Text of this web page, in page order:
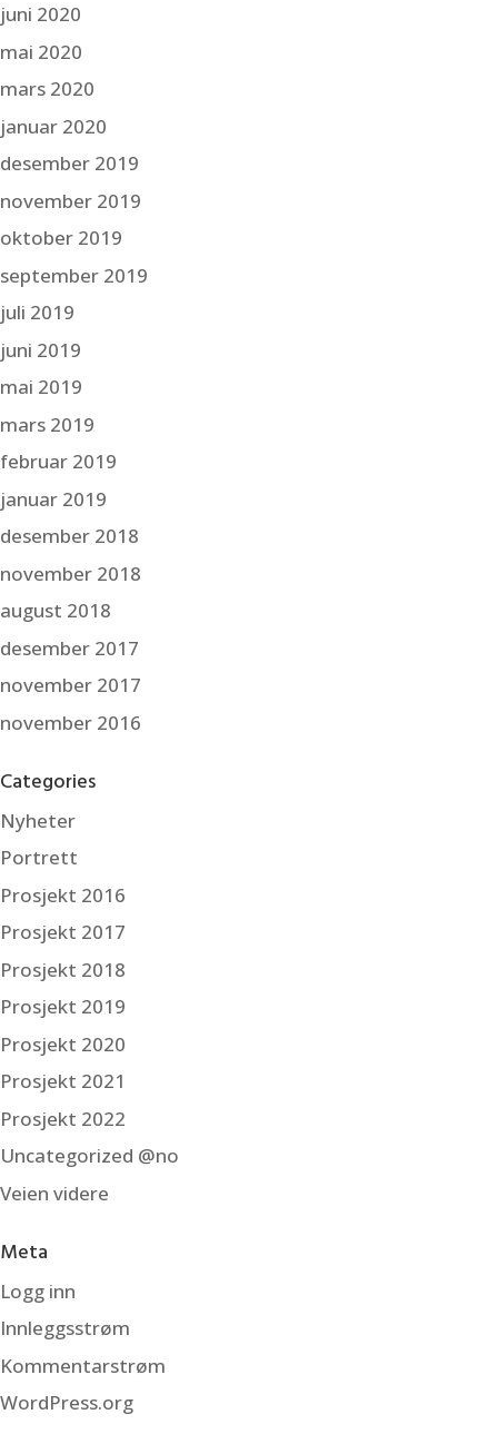
juni 2020
mai 2020
mars 2020
januar 2020
desember 2019
november 2019
oktober 2019
september 2019
juli 2019
juni 2019
mai 2019
mars 2019
februar 2019
januar 2019
desember 2018
november 2018
august 2018
desember 2017
november 2017
november 2016
Categories
Nyheter
Portrett
Prosjekt 2016
Prosjekt 2017
Prosjekt 2018
Prosjekt 2019
Prosjekt 2020
Prosjekt 2021
Prosjekt 2022
Uncategorized @no
Veien videre
Meta
Logg inn
Innleggsstrøm
Kommentarstrøm
WordPress.org